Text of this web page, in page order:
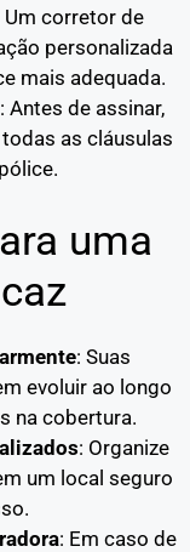
Um corretor de
personalizada
mais adequada.
: Antes de assinar,
as cláusulas
uma
: Suas
evoluir ao longo
na cobertura.
: Organize
um local seguro
: Em caso de